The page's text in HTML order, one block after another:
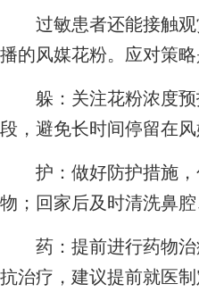
过敏患者还能接触观
播的风媒花粉。应对策
躲：关注花粉浓度预
段，避免长时间停留在风
护：做好防护措施，
物；回家后及时清洗鼻腔
药：提前进行药物治
抗治疗，建议提前就医制